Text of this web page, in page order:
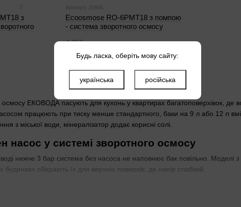
ЕКОВОДА пасують для кухонь у квартирах багатоповерхівок, де
працюють при тиску менше стандартного, баки на 9 л або 12 л
з міської води, мінералізатор додає корисні солі.
насос у системі зворотного осмосу
нижче 3 бар система без насоса не наповнює бак повільно. Моделі
обирають їх для верхніх поверхів, де напір слабкий.
з
Артикул: 20945
Ecoosmose RO-6PМТ18 з помпою
- система зворотного осмосу
4 715 грн
Будь ласка, оберіть мову сайту:
українська російська